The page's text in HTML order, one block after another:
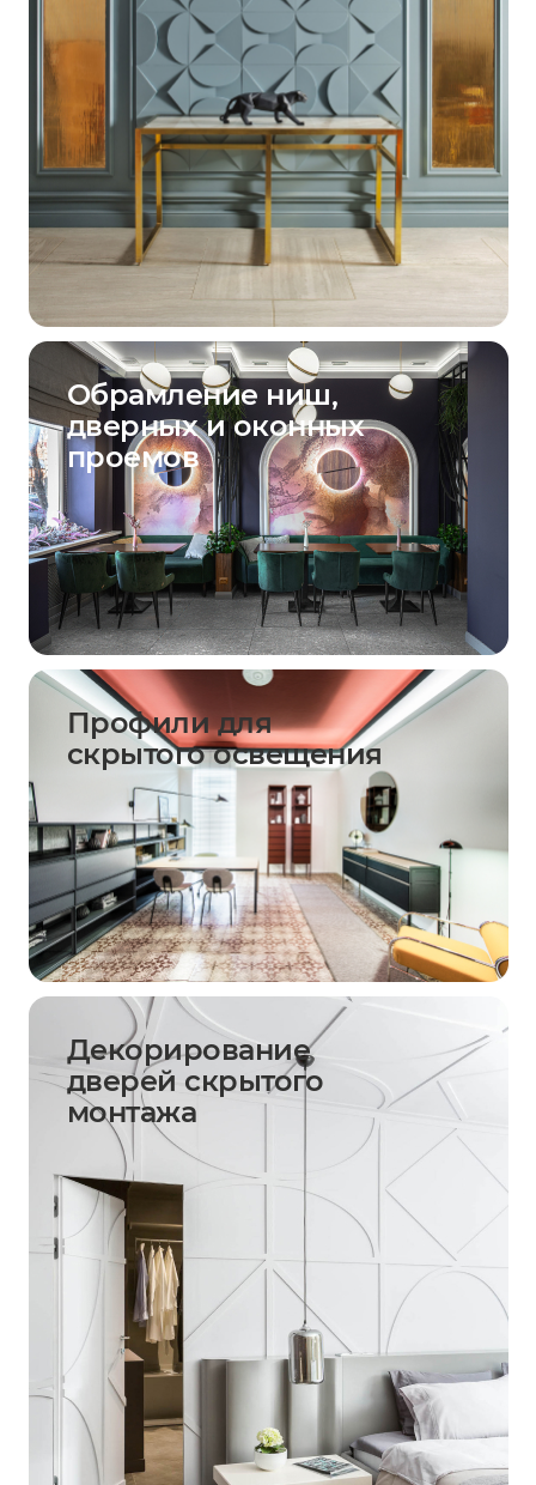
Обрамление ниш,
дверных и оконных
проемов
Профили для
скрытого освещения
Декорирование
дверей скрытого
монтажа